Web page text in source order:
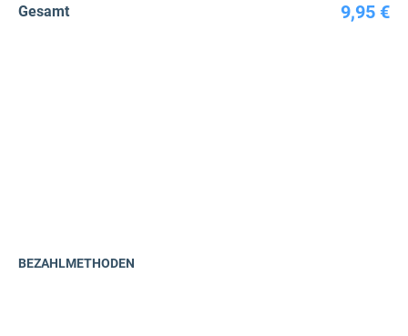
Gesamt 9,95 €
BEZAHLMETHODEN